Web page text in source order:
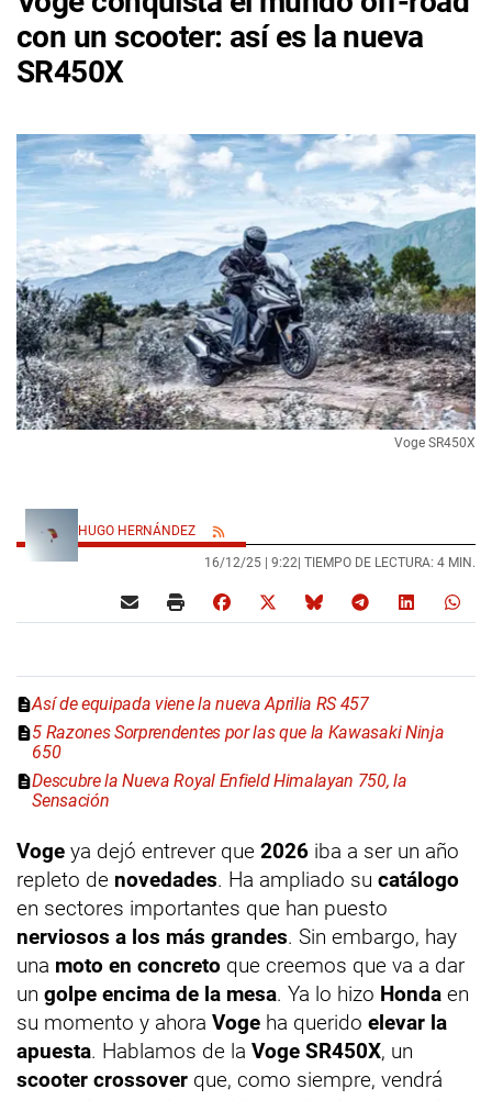
con un scooter: así es la nueva
SR450X
Voge SR450X
HUGO HERNÁNDEZ
16/12/25 | 9:22 | TIEMPO DE LECTURA: 4 MIN.
Así de equipada viene la nueva Aprilia RS 457
5 Razones Sorprendentes por las que la Kawasaki Ninja
650
Descubre la Nueva Royal Enfield Himalayan 750, la
Sensación
Voge ya dejó entrever que 2026 iba a ser un año
repleto de novedades. Ha ampliado su catálogo
en sectores importantes que han puesto
nerviosos a los más grandes. Sin embargo, hay
una moto en concreto que creemos que va a dar
un golpe encima de la mesa. Ya lo hizo Honda en
su momento y ahora Voge ha querido elevar la
apuesta. Hablamos de la Voge SR450X, un
scooter crossover que, como siempre, vendrá